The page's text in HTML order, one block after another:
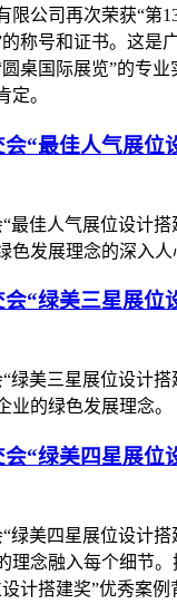
限公司再次荣获“第
称号和证书。这是
桌国际展览”的专
定。
会“最佳人气展位
最佳人气展位设计搭
色发展理念的深入人
会“绿美三星展位
绿美三星展位设计
业的绿色发展理念。
会“绿美四星展位
绿美四星展位设计
理念融入每个细节
计搭建奖”优秀案例